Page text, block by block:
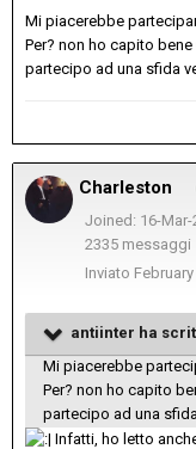
Mi piacerebbe
Per? non ho capito
partecipo ad una sfida
Charleston
Joined: 16-Mar-
2335 messaggi
Inviato
antiinter ha
Mi piacerebbe
Per? non ho capito
partecipo ad una
Infatti, ho letto